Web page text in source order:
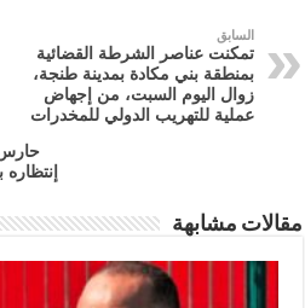
السابق
تمكنت عناصر الشرطة القضائية
بمنطقة بني مكادة بمدينة طنجة،
زوال اليوم السبت، من إجهاض
عملية للتهريب الدولي للمخدرات
مقالات مشابهة